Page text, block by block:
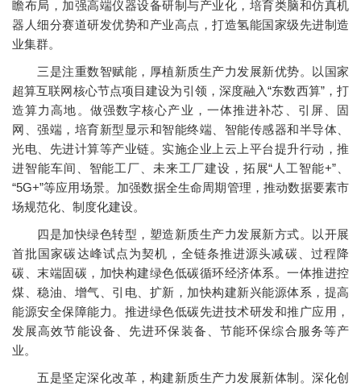
瞻布局，加强高端仪器设备研制与产业化，培育类脑和仿真机
器人细分赛道研发优势和产业高点，打造氢能国家级先进制造
业集群。
三是注重数智赋能，厚植新质生产力发展新优势。以国家
超算互联网核心节点项目建设为引领，深度融入“东数西算”，打
造算力高地。做强数字核心产业，一体推进补芯、引屏、固
网、强端，培育新型显示和智能终端、智能传感器和半导体、
光电、先进计算等产业链。实施企业上云上平台提升行动，推
进智能车间、智能工厂、未来工厂建设，拓展“人工智能+”、
“5G+”等应用场景。加强数据全生命周期管理，推动数据要素市
场规范化、制度化建设。
四是加快绿色转型，塑造新质生产力发展新方式。以开展
首批国家碳达峰试点为契机，全链条推进源头减碳、过程降
碳、末端固碳，加快构建绿色低碳循环经济体系。一体推进控
煤、稳油、增气、引电、扩新，加快构建新兴能源体系，提高
能源安全保障能力。推进绿色低碳先进技术研发和推广应用，
发展高效节能设备、先进环保装备、节能环保综合服务等产
业。
五是坚定深化改革，构建新质生产力发展新体制。深化创